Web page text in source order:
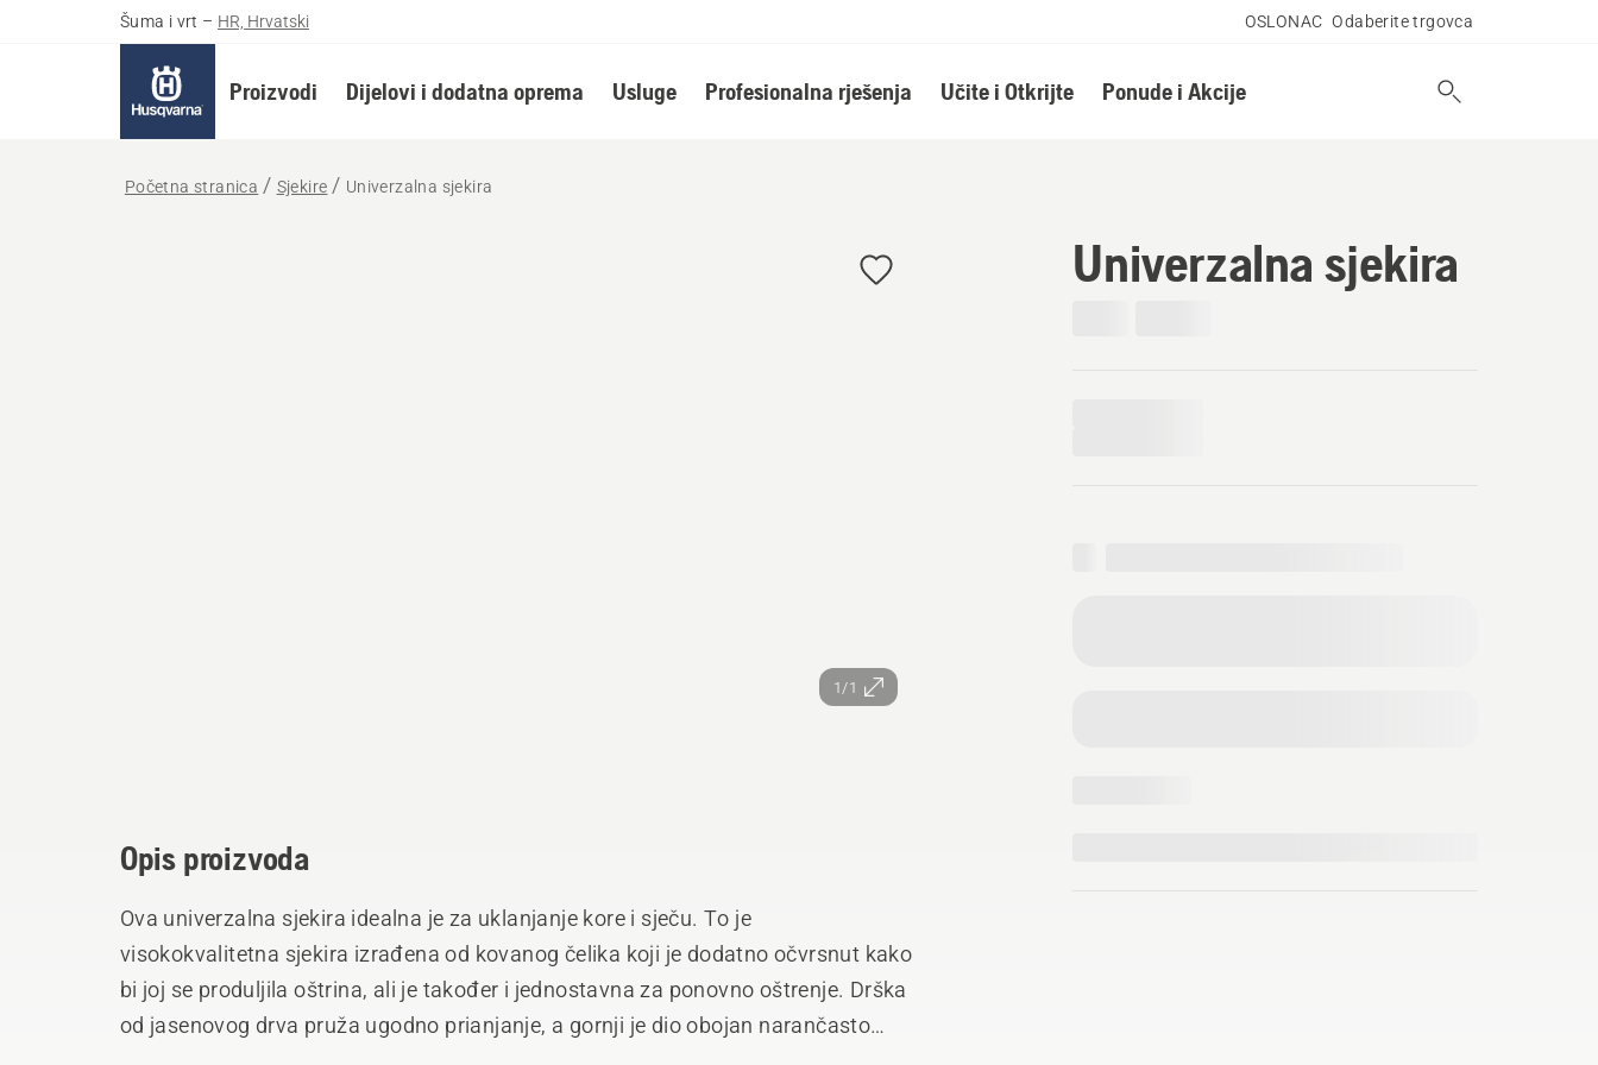
Šuma i vrt – HR, Hrvatski OSLONAC Odaberite trgovca
Proizvodi Dijelovi i dodatna oprema Usluge Profesionalna rješenja Učite i Otkrijte Ponude i Akcije
Početna stranica Sjekire Univerzalna sjekira
1/1
Univerzalna sjekira
Opis proizvoda
Ova univerzalna sjekira idealna je za uklanjanje kore i sječu. To je
visokokvalitetna sjekira izrađena od kovanog čelika koji je dodatno očvrsnut kako
bi joj se produljila oštrina, ali je također i jednostavna za ponovno oštrenje. Drška
od jasenovog drva pruža ugodno prianjanje, a gornji je dio obojan narančasto